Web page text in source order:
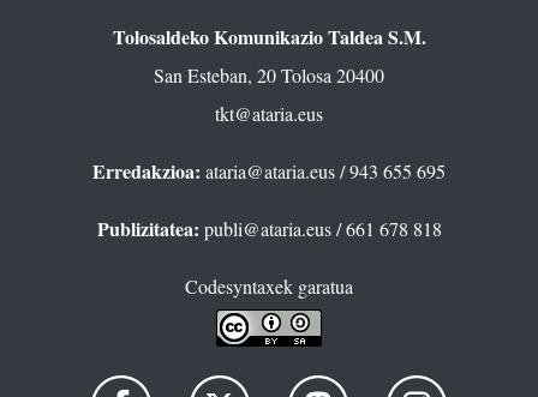
Tolosaldeko Komunikazio Taldea S.M.
San Esteban, 20 Tolosa 20400
tkt@ataria.eus
Erredakzioa: ataria@ataria.eus/ 943 655 695
Publizitatea: publi@ataria.eus/ 661 678 818
Codesyntaxek garatua